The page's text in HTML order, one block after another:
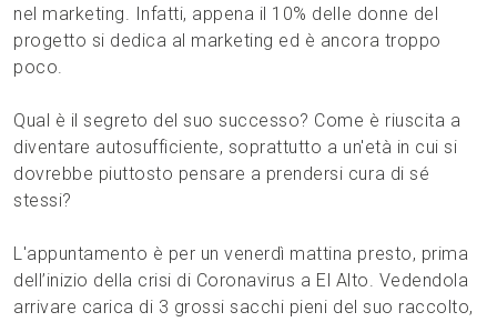
nel marketing. Infatti, appena il 10% delle donne del
progetto si dedica al marketing ed è ancora troppo
poco.
Qual è il segreto del suo successo? Come è riuscita a
diventare autosufficiente, soprattutto a un'età in cui si
dovrebbe piuttosto pensare a prendersi cura di sé
stessi?
L'appuntamento è per un venerdì mattina presto, prima
dell’inizio della crisi di Coronavirus a El Alto. Vedendola
arrivare carica di 3 grossi sacchi pieni del suo raccolto,